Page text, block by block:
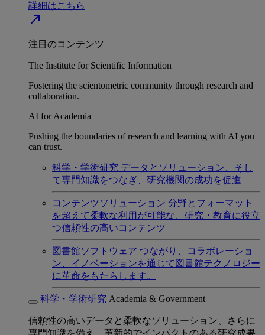
詳細はこちら
north_east
注目のコンテンツ
The Institute for Scientific Information
Fostering the scientometric community through research and
collaboration.
AI for Academia
Pushing the boundaries of research and learning with AI you
can trust.
科学・学術研究 データとソリューション、そし
て専門知識をつなぎ、研究機関の成功を促進
コンテンツソリューション 分野とフォーマット
を超えて柔軟な利用が可能な、研究・教育に役立
つ信頼性の高いコンテンツ
図書館ソフトウェア つながり、コラボレーショ
ン、イノベーションを通じて図書館テクノロジー
に革命をもたらします。
科学・学術研究 Academia & Government
信頼性の高いデータと柔軟なソリューション、さらに
専門知識を備え、革新的でインパクトのある研究成果